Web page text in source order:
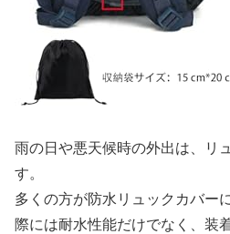
雨の日や悪天候時の外出は、リ
す。
多くの方が防水リュックカバー
際には耐水性能だけでなく、装